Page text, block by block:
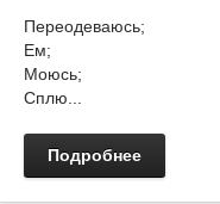
Переодеваюсь;
Ем;
Моюсь;
Сплю...
Подробнее